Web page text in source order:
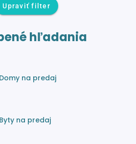
Upraviť filter
hľadania
Domy na predaj
Byty na predaj